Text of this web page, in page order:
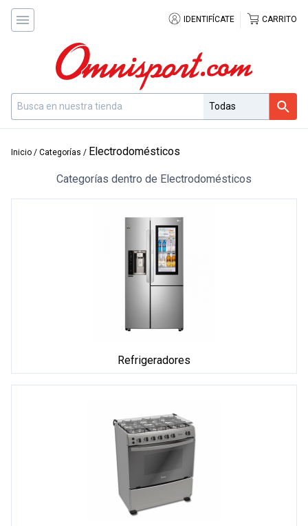
IDENTIFÍCATE CARRITO
Inicio / Categorías / Electrodomésticos
Categorías dentro de Electrodomésticos
Refrigeradores